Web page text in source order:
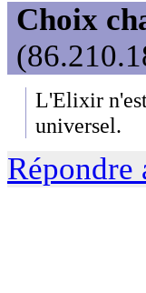
Choix
L'Elixir
universel.
Répondre